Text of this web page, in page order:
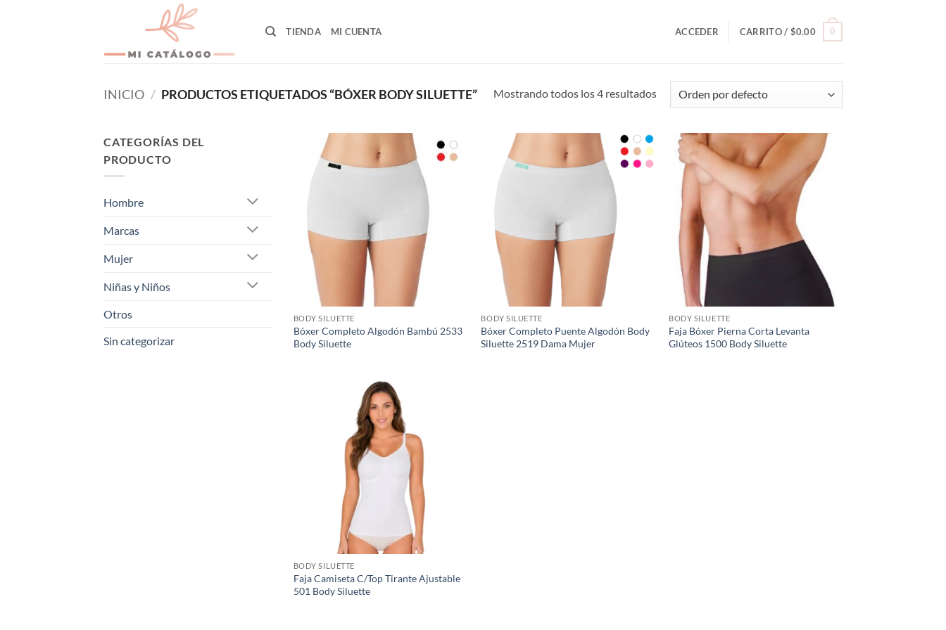
TIENDA MI CUENTA ACCEDER CARRITO / $0.00 0
INICIO / PRODUCTOS ETIQUETADOS “BÓXER BODY SILUETTE” Mostrando todos los 4 resultados
CATEGORÍAS DEL
PRODUCTO
Hombre
Marcas
Mujer
Niñas y Niños
Otros
Sin categorizar
BODY SILUETTE
Bóxer Completo Algodón Bambú 2533
Body Siluette
BODY SILUETTE
Bóxer Completo Puente Algodón Body
Siluette 2519 Dama Mujer
BODY SILUETTE
Faja Bóxer Pierna Corta Levanta
Glúteos 1500 Body Siluette
BODY SILUETTE
Faja Camiseta C/Top Tirante Ajustable
501 Body Siluette